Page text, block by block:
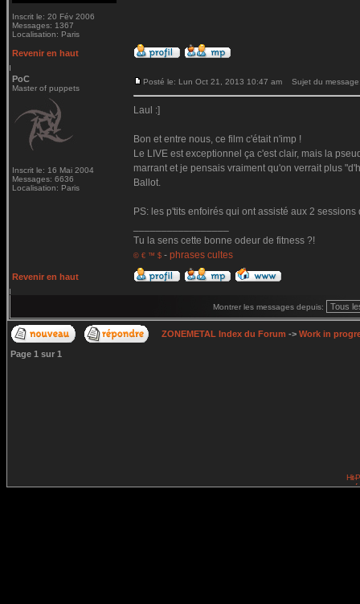
Inscrit le: 20 Fév 2006
Messages: 1367
Localisation: Paris
Revenir en haut
PoC
Master of puppets
Inscrit le: 16 Mai 2004
Messages: 6636
Localisation: Paris
Posté le: Lun Oct 21, 2013 10:47 am Sujet du
Laul :]
Bon et entre nous, ce film c'était n'imp !
Le LIVE est exceptionnel ça c'est clair, mais la
marrant et je pensais vraiment qu'on verrait plus
Ballot.
PS: les p'tits enfoirés qui ont assisté aux 2
Tu la sens cette bonne odeur de fitness ?!
© € ™ $ - phrases cultes
Revenir en haut
Montrer les messages depuis:
ZONEMETAL Index du Forum -> Work in
Page 1 sur 1